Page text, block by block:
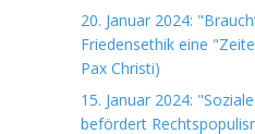
20. Januar 2024:
Friedensethik eine
Pax Christi)
15. Januar 2024:
befördert